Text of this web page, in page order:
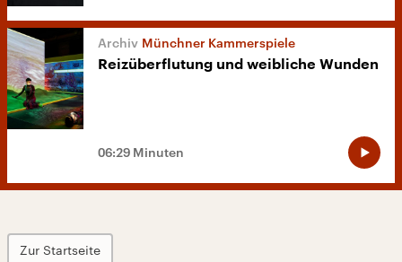
Münchner Kammerspiele
Reizüberflutung und weibliche Wunden
06:29 Minuten
Zur Startseite